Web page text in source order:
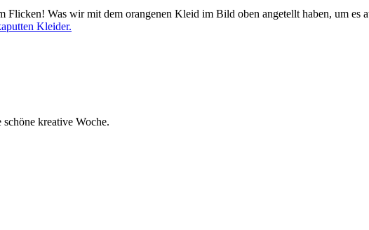
Was wir mit dem orangenen Kleid im Bild oben angetellt haben, um es
Kleider.
kreative Woche.